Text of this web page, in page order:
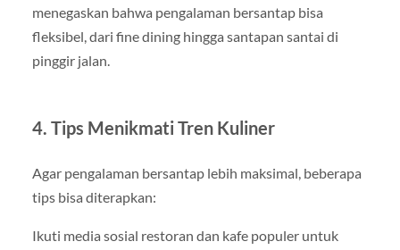
menegaskan bahwa pengalaman bersantap bisa
fleksibel, dari fine dining hingga santapan santai di
pinggir jalan.
4. Tips Menikmati Tren Kuliner
Agar pengalaman bersantap lebih maksimal, beberapa
tips bisa diterapkan:
Ikuti media sosial restoran dan kafe populer untuk